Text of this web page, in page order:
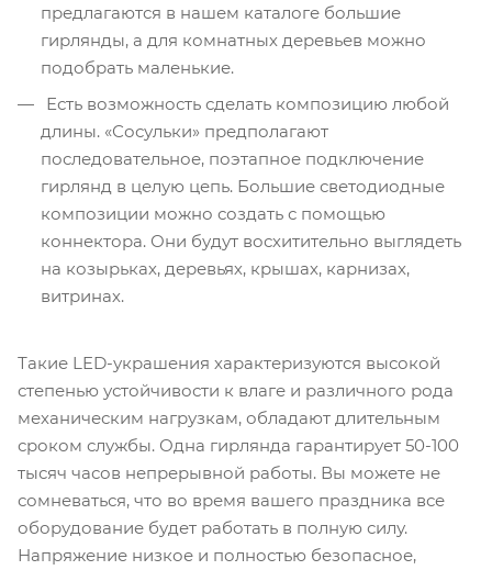
предлагаются в нашем каталоге большие
гирлянды, а для комнатных деревьев можно
подобрать маленькие.
Есть возможность сделать композицию любой
длины. «Сосульки» предполагают
последовательное, поэтапное подключение
гирлянд в целую цепь. Большие светодиодные
композиции можно создать с помощью
коннектора. Они будут восхитительно выглядеть
на козырьках, деревьях, крышах, карнизах,
витринах.
Такие LED-украшения характеризуются высокой
степенью устойчивости к влаге и различного рода
механическим нагрузкам, обладают длительным
сроком службы. Одна гирлянда гарантирует 50-100
тысяч часов непрерывной работы. Вы можете не
сомневаться, что во время вашего праздника все
оборудование будет работать в полную силу.
Напряжение низкое и полностью безопасное,